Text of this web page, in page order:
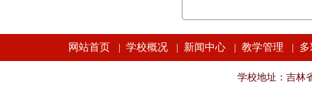
网站首页 学校概况 新闻中心 教学管理
学校地址：吉林